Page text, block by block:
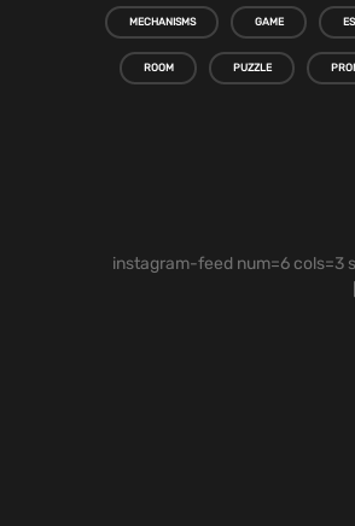
GAME
MECHANISMS
PUZZLE
ROOM
[instagram-feed num=6 cols=3